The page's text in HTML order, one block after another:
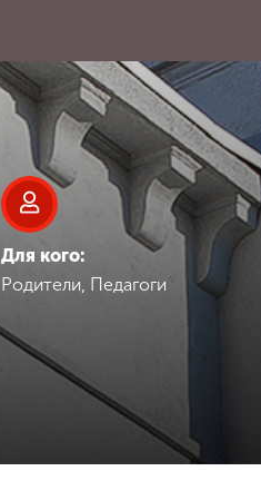
Для кого:
Родители, Педагоги